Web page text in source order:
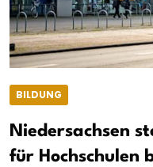
BILDUNG
Niedersachsen
für Hochschulen